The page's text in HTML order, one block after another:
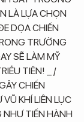
LÀ LỰA CHỌN
DỌA CHIẾN
TRƯỜNG
SẼ LÀM MỸ
TIÊN! _ /
CHIẾN
KHÍ LIÊN LỤC
TIẾN HÀNH